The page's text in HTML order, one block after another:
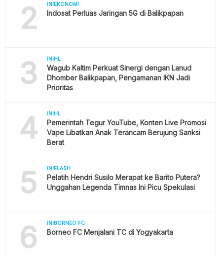
2 INIEKONOMI
Indosat Perluas Jaringan 5G di Balikpapan
3 INIHL
Wagub Kaltim Perkuat Sinergi dengan Lanud
Dhomber Balikpapan, Pengamanan IKN Jadi
Prioritas
4 INIHL
Pemerintah Tegur YouTube, Konten Live Promosi
Vape Libatkan Anak Terancam Berujung Sanksi
Berat
5 INIFLASH
Pelatih Hendri Susilo Merapat ke Barito Putera?
Unggahan Legenda Timnas Ini Picu Spekulasi
6 INIBORNEO FC
Borneo FC Menjalani TC di Yogyakarta